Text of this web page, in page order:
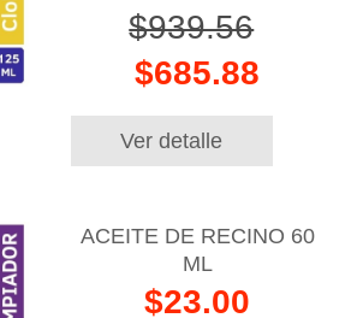
$939.56
$685.88
Ver detalle
ACEITE DE RECINO 60
ML
$23.00